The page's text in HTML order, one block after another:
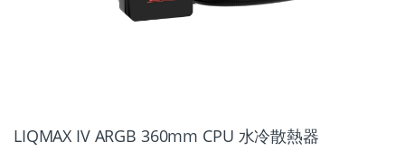
LIQMAX IV ARGB 360mm CPU 水冷散熱器